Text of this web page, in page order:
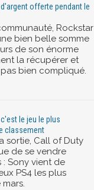
offerte pendant le
Rockstar
bien belle somme
de son énorme
la récupérer et
bien compliqué.
le jeu le plus
classement
sortie, Call of Duty
de se vendre
Sony vient de
PS4 les plus